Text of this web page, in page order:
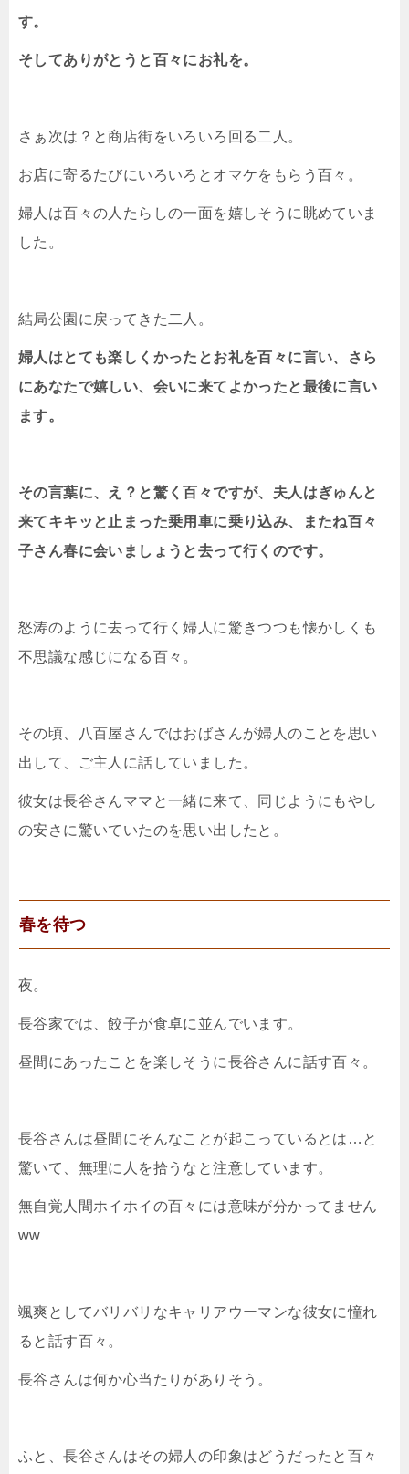
す。
そしてありがとうと百々にお礼を。
さぁ次は？と商店街をいろいろ回る二人。
お店に寄るたびにいろいろとオマケをもらう百々。
婦人は百々の人たらしの一面を嬉しそうに眺めていま
した。
結局公園に戻ってきた二人。
婦人はとても楽しくかったとお礼を百々に言い、さら
にあなたで嬉しい、会いに来てよかったと最後に言い
ます。
その言葉に、え？と驚く百々ですが、夫人はぎゅんと
来てキキッと止まった乗用車に乗り込み、またね百々
子さん春に会いましょうと去って行くのです。
怒涛のように去って行く婦人に驚きつつも懐かしくも
不思議な感じになる百々。
その頃、八百屋さんではおばさんが婦人のことを思い
出して、ご主人に話していました。
彼女は長谷さんママと一緒に来て、同じようにもやし
の安さに驚いていたのを思い出したと。
春を待つ
夜。
長谷家では、餃子が食卓に並んでいます。
昼間にあったことを楽しそうに長谷さんに話す百々。
長谷さんは昼間にそんなことが起こっているとは…と
驚いて、無理に人を拾うなと注意しています。
無自覚人間ホイホイの百々には意味が分かってません
ww
颯爽としてバリバリなキャリアウーマンな彼女に憧れ
ると話す百々。
長谷さんは何か心当たりがありそう。
ふと、長谷さんはその婦人の印象はどうだったと百々